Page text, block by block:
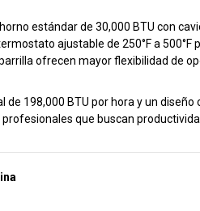
estándar de 30,000 BTU con
ajustable de 250°F a
ofrecen mayor flexibilidad de
de 198,000 BTU por hora y un
que buscan